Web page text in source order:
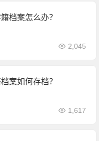
档案怎么办？
2,045
案如何存档？
1,617